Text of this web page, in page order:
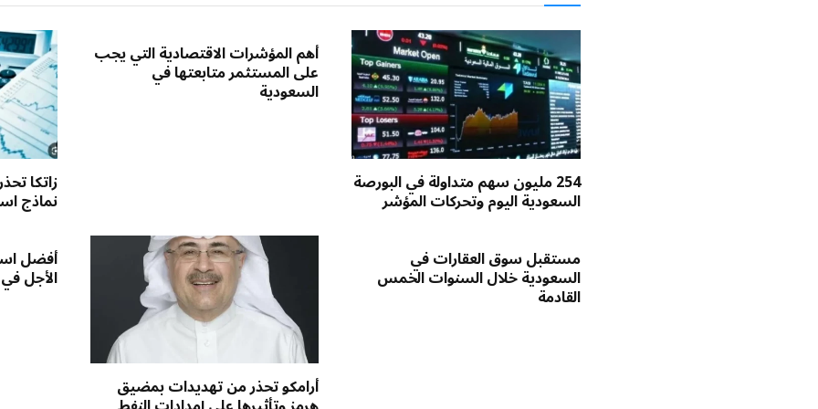
254 مليون سهم متداولة في البورصة
السعودية اليوم وتحركات المؤشر
أهم المؤشرات الاقتصادية التي يجب
على المستثمر متابعتها في
السعودية
زاتكا
نماذج
مستقبل سوق العقارات في
السعودية خلال السنوات الخمس
القادمة
أرامكو تحذر من تهديدات بمضيق
أفضل
الأجل